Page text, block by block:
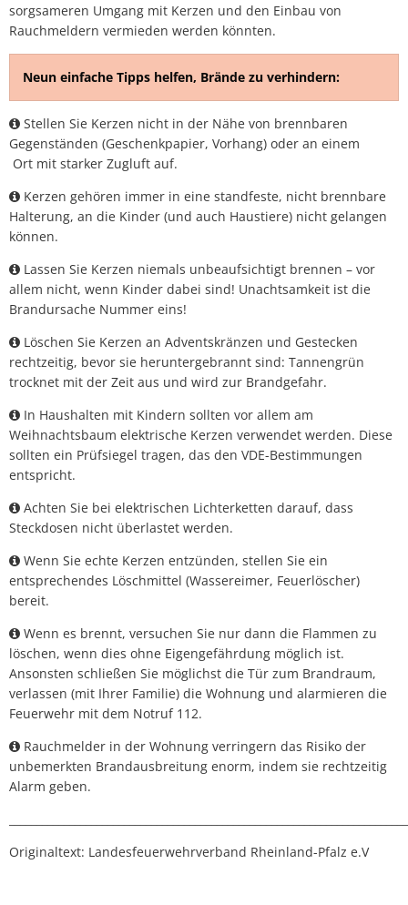
sorgsameren Umgang mit Kerzen und den Einbau von
Rauchmeldern vermieden werden könnten.
Neun einfache Tipps helfen, Brände zu verhindern:
Stellen Sie Kerzen nicht in der Nähe von brennbaren
Gegenständen (Geschenkpapier, Vorhang) oder an einem
Ort mit starker Zugluft auf.
Kerzen gehören immer in eine standfeste, nicht brennbare
Halterung, an die Kinder (und auch Haustiere) nicht gelangen
können.
Lassen Sie Kerzen niemals unbeaufsichtigt brennen – vor
allem nicht, wenn Kinder dabei sind! Unachtsamkeit ist die
Brandursache Nummer eins!
Löschen Sie Kerzen an Adventskränzen und Gestecken
rechtzeitig, bevor sie heruntergebrannt sind: Tannengrün
trocknet mit der Zeit aus und wird zur Brandgefahr.
In Haushalten mit Kindern sollten vor allem am
Weihnachtsbaum elektrische Kerzen verwendet werden. Diese
sollten ein Prüfsiegel tragen, das den VDE-Bestimmungen
entspricht.
Achten Sie bei elektrischen Lichterketten darauf, dass
Steckdosen nicht überlastet werden.
Wenn Sie echte Kerzen entzünden, stellen Sie ein
entsprechendes Löschmittel (Wassereimer, Feuerlöscher)
bereit.
Wenn es brennt, versuchen Sie nur dann die Flammen zu
löschen, wenn dies ohne Eigengefährdung möglich ist.
Ansonsten schließen Sie möglichst die Tür zum Brandraum,
verlassen (mit Ihrer Familie) die Wohnung und alarmieren die
Feuerwehr mit dem Notruf 112.
Rauchmelder in der Wohnung verringern das Risiko der
unbemerkten Brandausbreitung enorm, indem sie rechtzeitig
Alarm geben.
Originaltext: Landesfeuerwehrverband Rheinland-Pfalz e.V